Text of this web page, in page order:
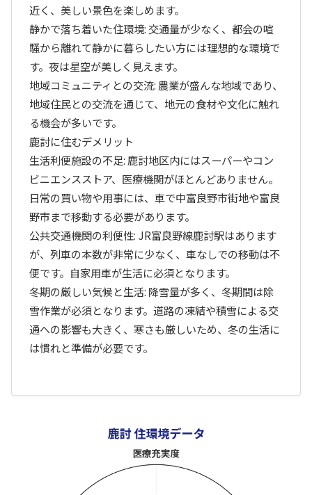
近く、美しい景色を楽しめます。
静かで落ち着いた住環境: 交通量が少なく、都会の喧
騒から離れて静かに暮らしたい方には理想的な環境で
す。夜は星空が美しく見えます。
地域コミュニティとの交流: 農業が盛んな地域であり、
地域住民との交流を通じて、地元の食材や文化に触れ
る機会が多いです。
鹿討に住むデメリット
生活利便施設の不足: 鹿討地区内にはスーパーやコン
ビニエンスストア、医療機関がほとんどありません。
日常の買い物や用事には、車で中富良野市街地や富良
野市まで移動する必要があります。
公共交通機関の利便性: JR富良野線鹿討駅はあります
が、列車の本数が非常に少なく、車なしでの移動は不
便です。自家用車が生活に必須となります。
冬期の厳しい気候と生活: 降雪量が多く、冬期間は除
雪作業が必須となります。道路の凍結や積雪による交
通への影響も大きく、寒さも厳しいため、冬の生活に
は慣れと準備が必要です。